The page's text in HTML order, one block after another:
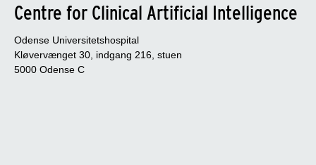
Centre for Clinical Artificial Intelligence
Odense Universitetshospital
Kløvervænget 30, indgang 216, stuen
5000 Odense C